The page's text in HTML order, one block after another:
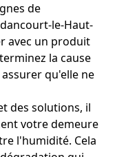
de
le-Haut-
avec un produit
la cause
qu'elle ne
des solutions, il
votre demeure
l'humidité. Cela